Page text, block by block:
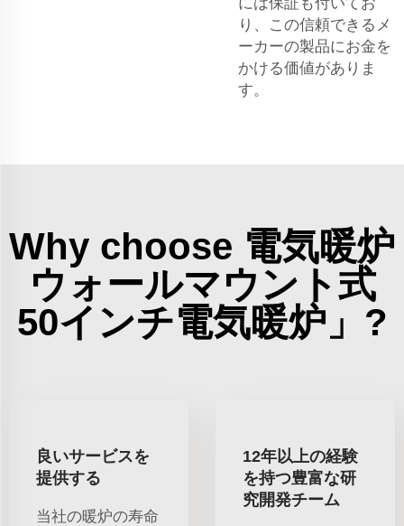
り、この信頼できるメ
ーカーの製品にお金を
かける価値がありま
す。
Why choose 電気暖炉
ウォールマウント式
50インチ電気暖炉」?
良いサービスを
提供する
当社の暖炉の寿命
12年以上の経験
を持つ豊富な研
究開発チーム